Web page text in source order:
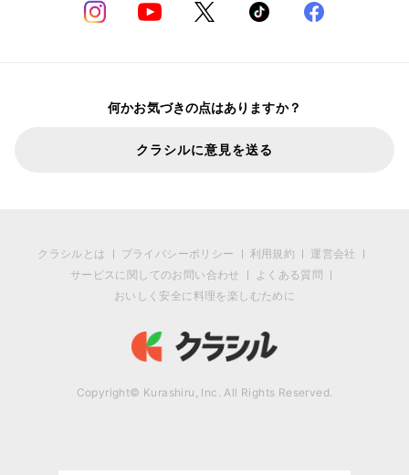
何かお気づきの点はありますか？
クラシルに意見を送る
クラシルとは プライバシーポリシー 利用規約
運営会社
サービスに関してのお問い合わせ
よくある質問
おいしく安全に料理を楽しむために
Copyright© Kurashiru, Inc. All Rights Reserved.